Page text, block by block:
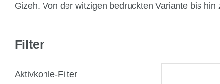
Gizeh. Von der witzigen bedruckten Variante bis
Filter
Aktivkohle-Filter